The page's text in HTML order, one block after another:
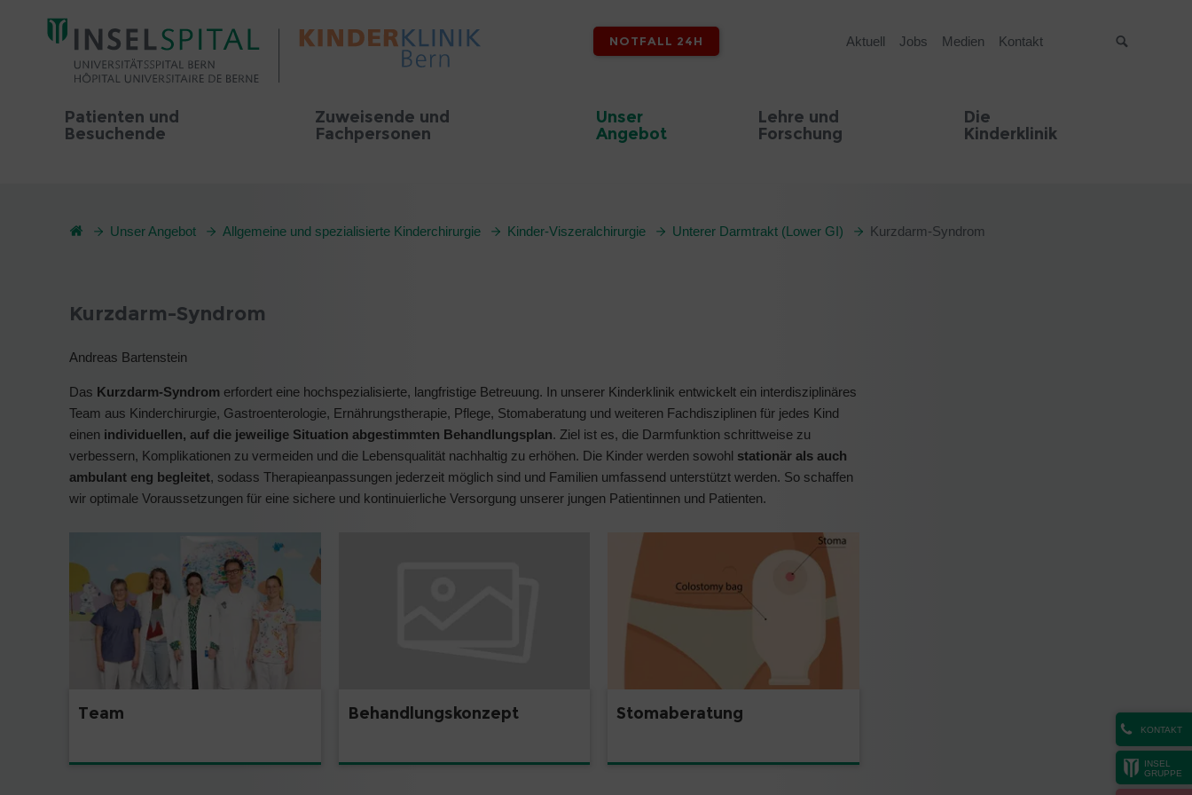
NOTFALL 24H Aktuell Jobs Medien Kontakt
Patienten und
Besuchende
Zuweisende und
Fachpersonen
Unser
Angebot
Lehre und
Forschung
Die
Kinderklinik
KONTAKT
INSEL
GRUPPE
Unser Angebot Allgemeine und spezialisierte Kinderchirurgie Kinder-Viszeralchirurgie Unterer Darmtrakt (Lower GI) Kurzdarm-Syndrom
Kurzdarm-Syndrom
Andreas Bartenstein
Das Kurzdarm-Syndrom erfordert eine hochspezialisierte, langfristige Betreuung. In unserer Kinderklinik entwickelt ein interdisziplinäres
Team aus Kinderchirurgie, Gastroenterologie, Ernährungstherapie, Pflege, Stomaberatung und weiteren Fachdisziplinen für jedes Kind
einen individuellen, auf die jeweilige Situation abgestimmten Behandlungsplan. Ziel ist es, die Darmfunktion schrittweise zu
verbessern, Komplikationen zu vermeiden und die Lebensqualität nachhaltig zu erhöhen. Die Kinder werden sowohl stationär als auch
ambulant eng begleitet, sodass Therapieanpassungen jederzeit möglich sind und Familien umfassend unterstützt werden. So schaffen
wir optimale Voraussetzungen für eine sichere und kontinuierliche Versorgung unserer jungen Patientinnen und Patienten.
Team Behandlungskonzept Stomaberatung